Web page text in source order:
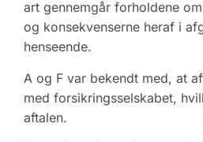
art gennemgår forholdene
og konsekvenserne heraf i
henseende.
A og F var bekendt med, at
med forsikringsselskabet,
aftalen.